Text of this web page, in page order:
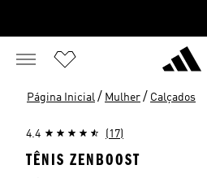
Página Inicial / Mulher / Calçados
4.4 (17)
TÊNIS ZENBOOST